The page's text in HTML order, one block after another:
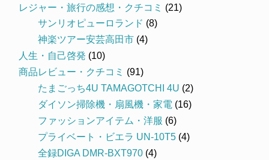
レジャー・旅行の感想・クチコミ (21)
サンリオピューロランド (8)
神楽ツアー安芸高田市 (4)
人生・自己啓発 (10)
商品レビュー・クチコミ (91)
たまごっち4U TAMAGOTCHI 4U (2)
ダイソン掃除機・扇風機・家電 (16)
ファッションアイテム・洋服 (6)
プライベート・ビエラ UN-10T5 (4)
全録DIGA DMR-BXT970 (4)